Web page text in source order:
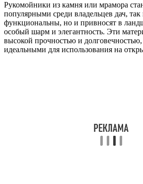
Рукомойники из камня или мрамора
популярными среди владельцев дач, так
функциональны, но и привносят в
особый шарм и элегантность. Эти
высокой прочностью и долговечностью,
идеальными для использования на